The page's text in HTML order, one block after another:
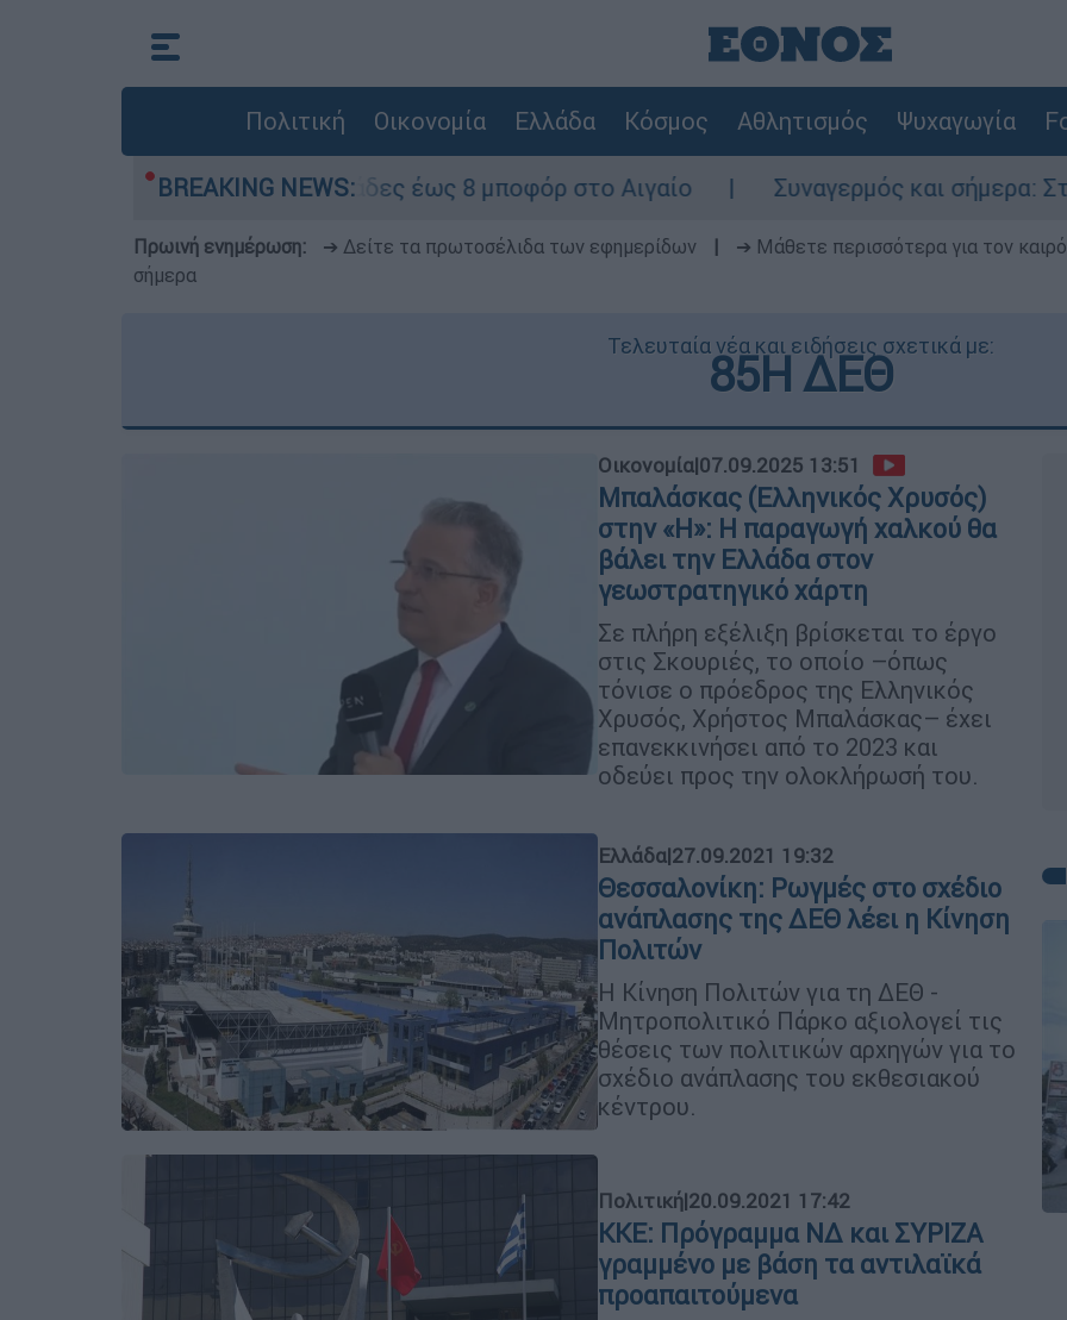
Πολιτική Οικονομία Ελλάδα Κόσμος Αθλητισμός Ψυχαγωγία
BREAKING NEWS:
- Ισχυροί βοριάδες έως 8 μποφόρ στο Αιγαίο Συναγερμός και σήμερα: Στο κόκκινο
Πρωινή ενημέρωση: ➔ Δείτε τα πρωτοσέλιδα των εφημερίδων ➔ Μάθετε περισσότερα για τον
σήμερα
Τελευταία νέα και ειδήσεις σχετικά με:
85Η ΔΕΘ
Οικονομία|07.09.2025 13:51
Μπαλάσκας (Ελληνικός Χρυσός)
στην «Η»: Η παραγωγή χαλκού θα
βάλει την Ελλάδα στον
γεωστρατηγικό χάρτη
Σε πλήρη εξέλιξη βρίσκεται το έργο
στις Σκουριές, το οποίο –όπως
τόνισε ο πρόεδρος της Ελληνικός
Χρυσός, Χρήστος Μπαλάσκας– έχει
επανεκκινήσει από το 2023 και
οδεύει προς την ολοκλήρωσή του.
Ελλάδα|27.09.2021 19:32
Θεσσαλονίκη: Ρωγμές στο σχέδιο
ανάπλασης της ΔΕΘ λέει η Κίνηση
Πολιτών
Η Κίνηση Πολιτών για τη ΔΕΘ -
Μητροπολιτικό Πάρκο αξιολογεί τις
θέσεις των πολιτικών αρχηγών για το
σχέδιο ανάπλασης του εκθεσιακού
κέντρου.
Πολιτική|20.09.2021 17:42
ΚΚΕ: Πρόγραμμα ΝΔ και ΣΥΡΙΖΑ
γραμμένο με βάση τα αντιλαϊκά
προαπαιτούμενα